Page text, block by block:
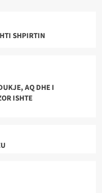
SHPIRTIN
AQ DHE I
ISHTE